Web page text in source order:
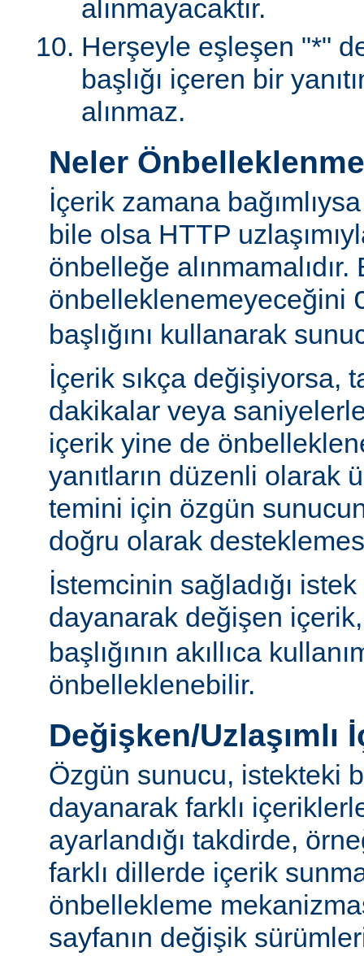
alınmayacaktır.
Herşeyle eşleşen "*"
başlığı içeren bir
alınmaz.
Neler
İçerik zamana
bile olsa HTTP
önbelleğe
önbelleklenemeyeceğini
başlığını kullanarak
İçerik sıkça değişiyorsa,
dakikalar veya
içerik yine de
yanıtların düzenli olarak
temini için özgün
doğru olarak
İstemcinin sağladığı istek
dayanarak değişen
başlığının akıllıca
önbelleklenebilir.
Değişken/Uzlaşımlı
Özgün sunucu, istekteki
dayanarak farklı
ayarlandığı takdirde,
farklı dillerde içerik
önbellekleme
sayfanın değişik